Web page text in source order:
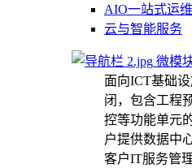
AIO一站式运
云与智能服务
微模
面向ICT基础
闭，包含工程
控等功能单元
户提供数据中
客户IT服务管